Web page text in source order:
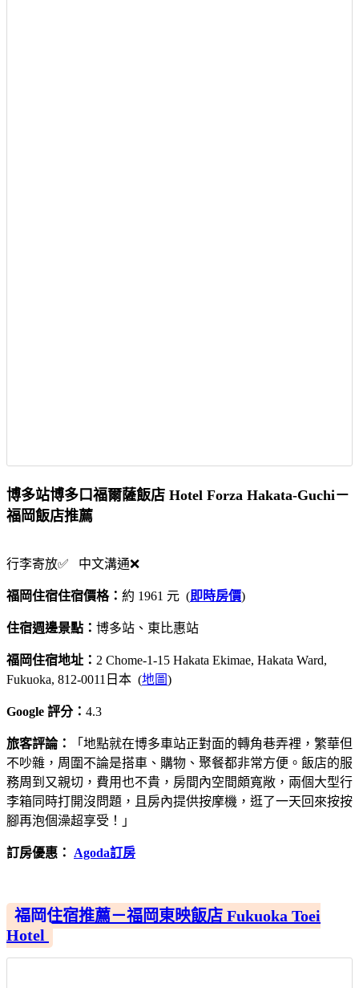
博多站博多口福爾薩飯店 Hotel Forza Hakata-Guchi－
福岡飯店推薦
行李寄放✅ 中文溝通❌
福岡住宿住宿價格： 約 1961 元 (即時房價)
住宿週邊景點： 博多站、東比惠站
福岡住宿地址： 2 Chome-1-15 Hakata Ekimae, Hakata Ward,
Fukuoka, 812-0011日本 (地圖)
Google 評分： 4.3
旅客評論：
「地點就在博多車站正對面的轉角巷弄裡，繁華但
不吵雜，周圍不論是搭車、購物、聚餐都非常方便。飯店的服
務周到又親切，費用也不貴，房間內空間頗寬敞，兩個大型行
李箱同時打開沒問題，且房內提供按摩機，逛了一天回來按按
腳再泡個澡超享受！」
訂房優惠： Agoda訂房
福岡住宿推薦－福岡東映飯店 Fukuoka Toei
Hotel